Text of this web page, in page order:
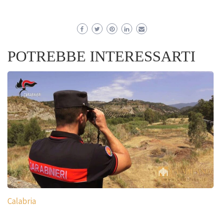
POTREBBE INTERESSARTI
Calabria